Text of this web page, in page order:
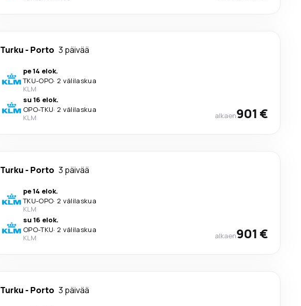
Turku - Porto 3 päivää
pe 14 elok.
TKU-OPO· 2 välilaskua
KLM
su 16 elok.
OPO-TKU· 2 välilaskua
KLM
alkaen901 €
Turku - Porto 3 päivää
pe 14 elok.
TKU-OPO· 2 välilaskua
KLM
su 16 elok.
OPO-TKU· 2 välilaskua
KLM
alkaen901 €
Turku - Porto 3 päivää